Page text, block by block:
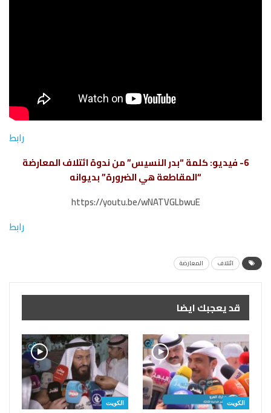
رابط
6- فيديو: كلمة “بدر النسيس” من ندوة ائتلاف المعارضة
“المقاطعة هي الضرورة” بديوانه
https://youtu.be/wNATVGLbwuE
رابط
ائتلاف المعارضة
قد يعجبك ايضا
الكويت الكويت